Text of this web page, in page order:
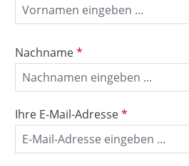
Nachname*
Ihre E-Mail-Adresse*